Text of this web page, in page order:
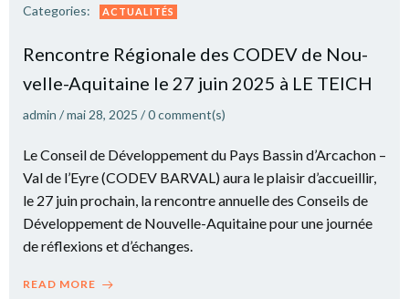
Categories: ACTUALITÉS
Ren­contre Régio­nale des CODEV de Nou­
velle-Aqui­taine le 27 juin 2025 à LE TEICH
admin /mai 28, 2025 /0comment(s)
Le Conseil de Développement du Pays Bassin d’Arcachon –
Val de l’Eyre (CODEV BARVAL) aura le plaisir d’accueillir,
le 27 juin prochain, la rencontre annuelle des Conseils de
Développement de Nouvelle-Aquitaine pour une journée
de réflexions et d’échanges.
READ MORE